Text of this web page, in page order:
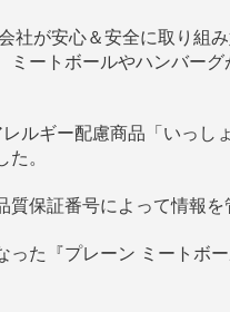
社が安心＆安全に取り組
ミートボールやハンバー
ルギー配慮商品「いっし
。
保証番号によって情報を
た『プレーン ミートボ